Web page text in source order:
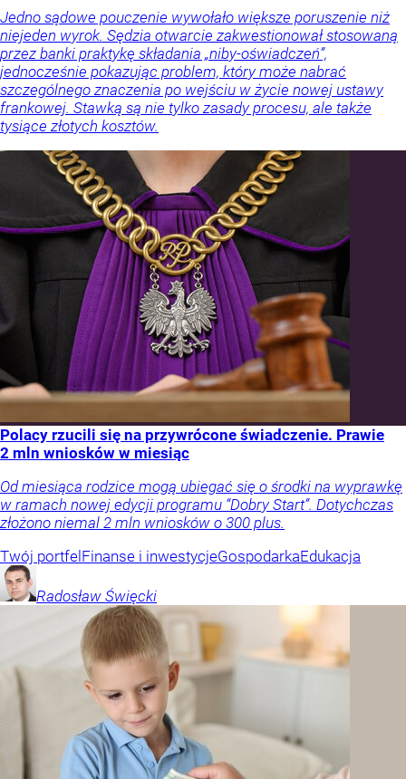
Jedno sądowe pouczenie wywołało większe poruszenie niż
niejeden wyrok. Sędzia otwarcie zakwestionował stosowaną
przez banki praktykę składania „niby-oświadczeń”,
jednocześnie pokazując problem, który może nabrać
szczególnego znaczenia po wejściu w życie nowej ustawy
frankowej. Stawką są nie tylko zasady procesu, ale także
tysiące złotych kosztów.
Polacy rzucili się na przywrócone świadczenie. Prawie
2 mln wniosków w miesiąc
Od miesiąca rodzice mogą ubiegać się o środki na wyprawkę
w ramach nowej edycji programu “Dobry Start”. Dotychczas
złożono niemal 2 mln wniosków o 300 plus.
Twój portfel Finanse i inwestycjeGospodarkaEdukacja
Radosław Święcki